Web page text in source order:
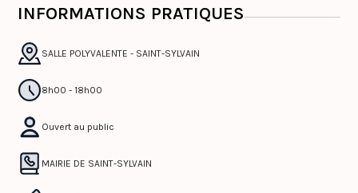
INFORMATIONS PRATIQUES
SALLE POLYVALENTE - SAINT-SYLVAIN
8h00 - 18h00
Ouvert au public
MAIRIE DE SAINT-SYLVAIN